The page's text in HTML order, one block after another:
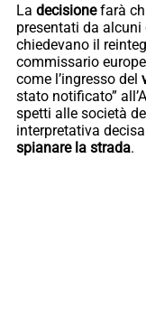
La decisionefarà
presentati da alcuni
chiedevano il
commissario
come l’ingresso del
stato notificato”
spetti alle società
interpretativa
spianare la strada.